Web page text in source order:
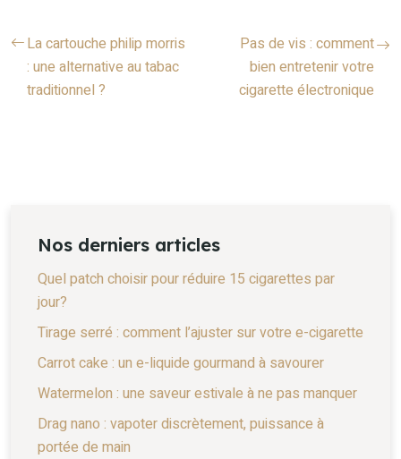
La cartouche philip morris
: une alternative au tabac
traditionnel ?
Pas de vis : comment
bien entretenir votre
cigarette électronique
Nos derniers articles
Quel patch choisir pour réduire 15 cigarettes par
jour?
Tirage serré : comment l’ajuster sur votre e-cigarette
Carrot cake : un e-liquide gourmand à savourer
Watermelon : une saveur estivale à ne pas manquer
Drag nano : vapoter discrètement, puissance à
portée de main